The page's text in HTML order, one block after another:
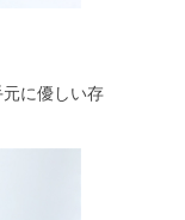
に優しい存